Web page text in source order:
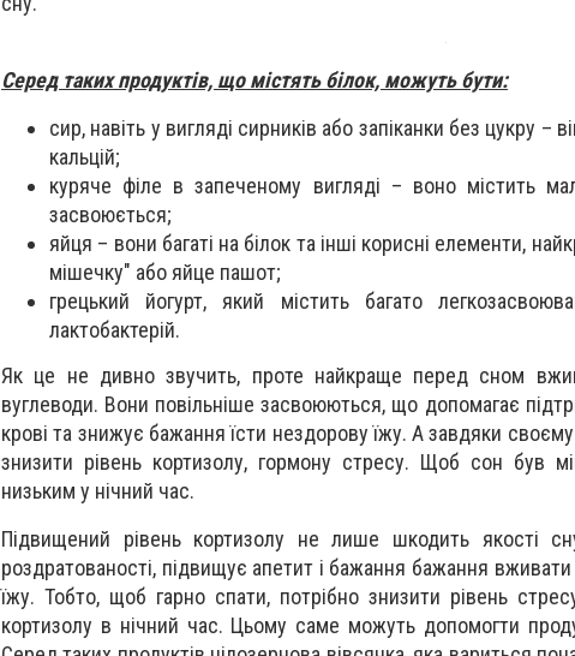
Серед таких продуктів, що містять білок, можуть бути:
сир, навіть у вигляді сирників або запіканки без цукру –
кальцій;
куряче філе в запеченому вигляді – воно містить
засвоюється;
яйця – вони багаті на білок та інші корисні елементи,
мішечку" або яйце пашот;
грецький йогурт, який містить багато
лактобактерій.
Як це не дивно звучить, проте найкраще перед сном
вуглеводи. Вони повільніше засвоюються, що допомагає
крові та знижує бажання їсти нездорову їжу. А завдяки
знизити рівень кортизолу, гормону стресу. Щоб сон був
низьким у нічний час.
Підвищений рівень кортизолу не лише шкодить якості
роздратованості, підвищує апетит і бажання бажання
їжу. Тобто, щоб гарно спати, потрібно знизити рівень
кортизолу в нічний час. Цьому саме можуть допомогти